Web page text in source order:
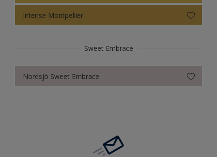
Intense Montpellier
Sweet Embrace
Nordsjö Sweet Embrace